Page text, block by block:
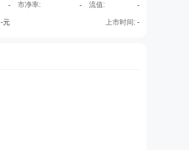
- 市净率: - 流值: -
-元 上市时间: -